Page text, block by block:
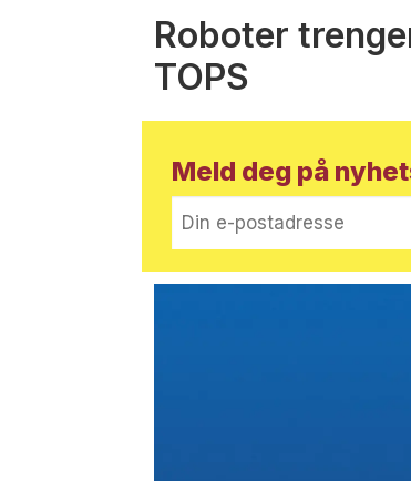
Roboter
TOPS
Meld deg på